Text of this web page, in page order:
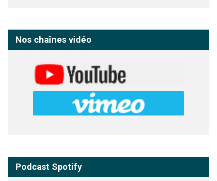
Nos chaînes vidéo
Podcast Spotify